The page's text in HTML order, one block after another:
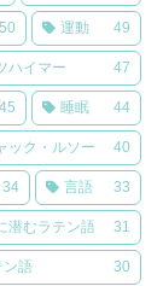
50 運動 49
ハイマー 47
45 睡眠 44
ック・ルソー 40
34 言語 33
潜むラテン語 31
ン語 30